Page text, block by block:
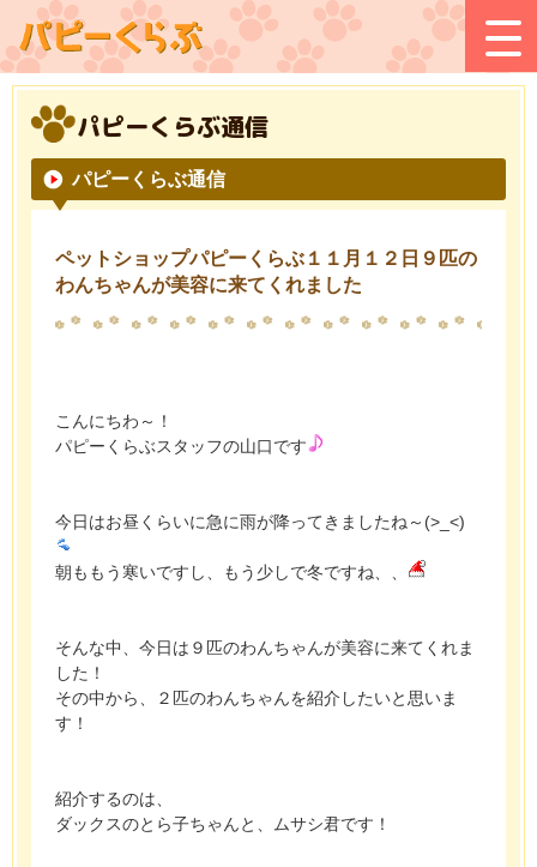
パピーくらぶ通信
パピーくらぶ通信
ペットショップパピーくらぶ１１月１２日９匹の
わんちゃんが美容に来てくれました
こんにちわ～！
パピーくらぶスタッフの山口です
今日はお昼くらいに急に雨が降ってきましたね～(>_<)
朝ももう寒いですし、もう少しで冬ですね、、
そんな中、今日は９匹のわんちゃんが美容に来てくれま
した！
その中から、２匹のわんちゃんを紹介したいと思いま
す！
紹介するのは、
ダックスのとら子ちゃんと、ムサシ君です！